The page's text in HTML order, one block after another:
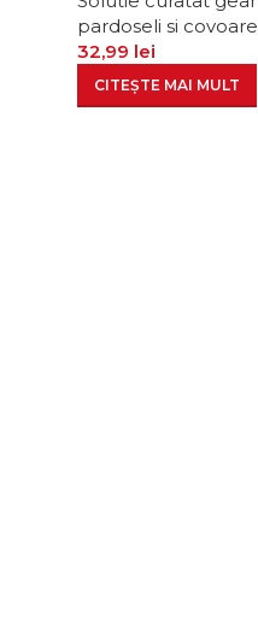
pardoseli si covoare
32,99 lei
CITEȘTE MAI MULT